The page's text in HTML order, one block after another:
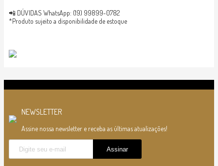
📲 DÚVIDAS WhatsApp: (19) 99899-0782
*Produto sujeito a disponibilidade de estoque
NEWSLETTER
Assine nossa newsletter e receba as últimas atualizações!